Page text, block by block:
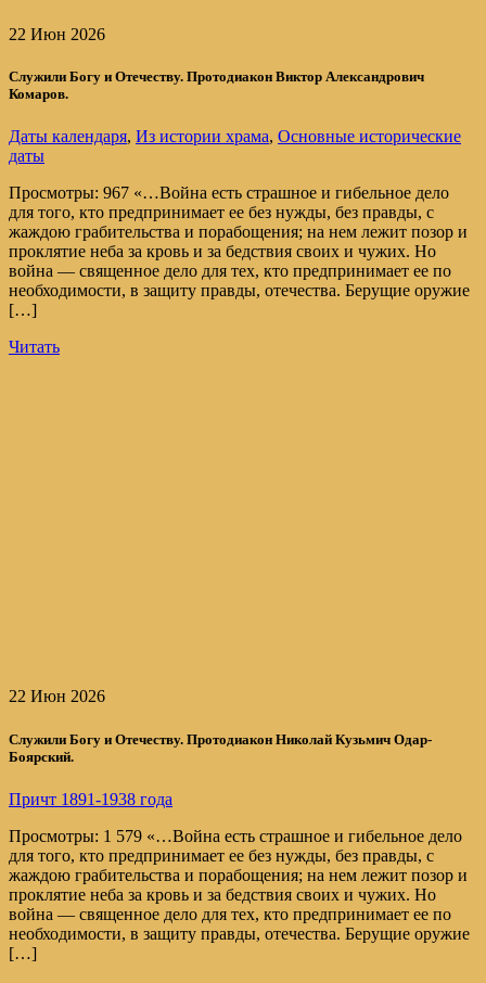
22 Июн 2026
Служили Богу и Отечеству. Протодиакон Виктор Александрович
Комаров.
Даты календаря, Из истории храма, Основные исторические
даты
Просмотры: 967 «…Война есть страшное и гибельное дело
для того, кто предпринимает ее без нужды, без правды, с
жаждою грабительства и порабощения; на нем лежит позор и
проклятие неба за кровь и за бедствия своих и чужих. Но
война — священное дело для тех, кто предпринимает ее по
необходимости, в защиту правды, отечества. Берущие оружие
[…]
Читать
22 Июн 2026
Служили Богу и Отечеству. Протодиакон Николай Кузьмич Одар-
Боярский.
Причт 1891-1938 года
Просмотры: 1 579 «…Война есть страшное и гибельное дело
для того, кто предпринимает ее без нужды, без правды, с
жаждою грабительства и порабощения; на нем лежит позор и
проклятие неба за кровь и за бедствия своих и чужих. Но
война — священное дело для тех, кто предпринимает ее по
необходимости, в защиту правды, отечества. Берущие оружие
[…]